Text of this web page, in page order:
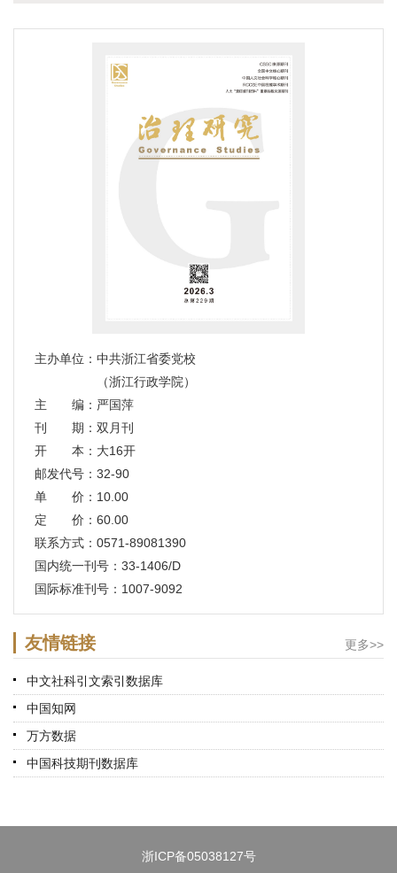
主办单位：中共浙江省委党校
（浙江行政学院）
主 编：严国萍
刊 期：双月刊
开 本：大16开
邮发代号：32-90
单 价：10.00
定 价：60.00
联系方式：0571-89081390
国内统一刊号：33-1406/D
国际标准刊号：1007-9092
友情链接 更多>>
中文社科引文索引数据库
中国知网
万方数据
中国科技期刊数据库
浙ICP备05038127号